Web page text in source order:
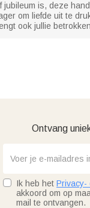
jubileum is, deze
om liefde uit te
ook jullie
Ontvang
Ik heb het Privacy-
akkoord om op
mail te ontvangen.